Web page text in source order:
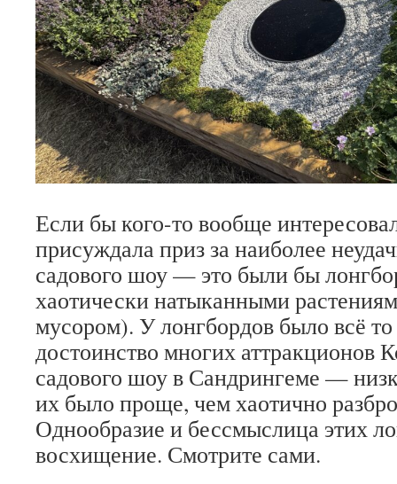
Если бы кого-то вообще
присуждала приз за наиболее
садового шоу — это были бы
хаотически натыканными
мусором). У лонгбордов было всё
достоинство многих аттракционов
садового шоу в Сандрингеме —
их было проще, чем хаотично
Однообразие и бессмыслица этих
восхищение. Смотрите сами.